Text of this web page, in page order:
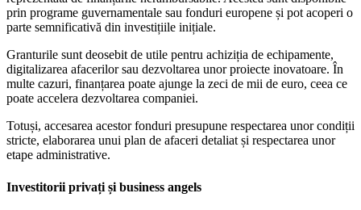
prin programe guvernamentale sau fonduri europene și pot acoperi o
parte semnificativă din investițiile inițiale.
Granturile sunt deosebit de utile pentru achiziția de echipamente,
digitalizarea afacerilor sau dezvoltarea unor proiecte inovatoare. În
multe cazuri, finanțarea poate ajunge la zeci de mii de euro, ceea ce
poate accelera dezvoltarea companiei.
Totuși, accesarea acestor fonduri presupune respectarea unor condiții
stricte, elaborarea unui plan de afaceri detaliat și respectarea unor
etape administrative.
Investitorii privați și business angels